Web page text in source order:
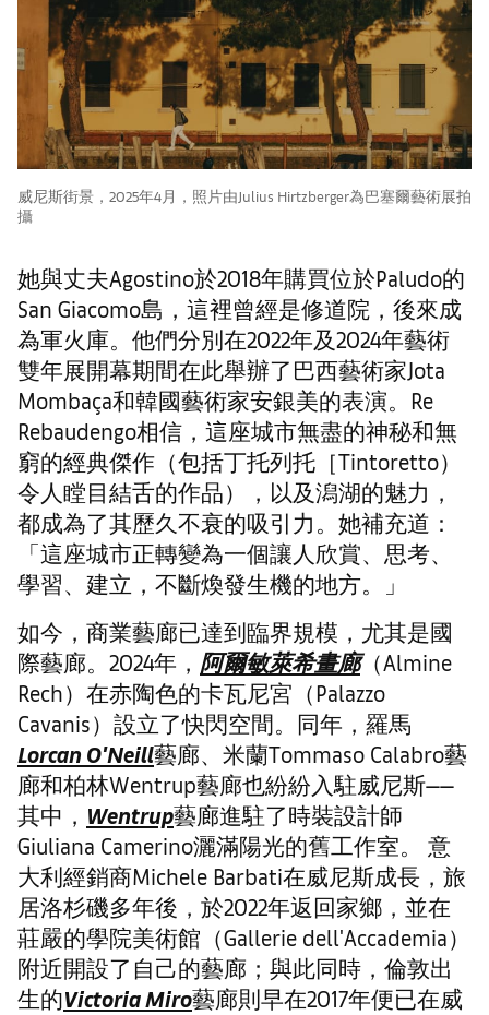
威尼斯街景，2025年4月，照片由Julius Hirtzberger為巴塞爾藝術展拍
攝
她與丈夫Agostino於2018年購買位於Paludo的
San Giacomo島，這裡曾經是修道院，後來成
為軍火庫。他們分別在2022年及2024年藝術
雙年展開幕期間在此舉辦了巴西藝術家Jota
Mombaça和韓國藝術家安銀美的表演。Re
Rebaudengo相信，這座城市無盡的神秘和無
窮的經典傑作（包括丁托列托［Tintoretto）
令人瞠目結舌的作品），以及潟湖的魅力，
都成為了其歷久不衰的吸引力。她補充道：
「這座城市正轉變為一個讓人欣賞、思考、
學習、建立，不斷煥發生機的地方。」
如今，商業藝廊已達到臨界規模，尤其是國
際藝廊。2024年， 阿爾敏萊希畫廊（Almine
Rech）在赤陶色的卡瓦尼宮（Palazzo
Cavanis）設立了快閃空間。同年，羅馬
Lorcan O'Neill藝廊、米蘭Tommaso Calabro藝
廊和柏林Wentrup藝廊也紛紛入駐威尼斯——
其中， Wentrup藝廊進駐了時裝設計師
Giuliana Camerino灑滿陽光的舊工作室。 意
大利經銷商Michele Barbati在威尼斯成長，旅
居洛杉磯多年後，於2022年返回家鄉，並在
莊嚴的學院美術館（Gallerie dell'Accademia）
附近開設了自己的藝廊；與此同時，倫敦出
生的Victoria Miro藝廊則早在2017年便已在威